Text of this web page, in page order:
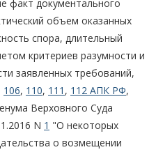
факт документального
объем оказанных
спора, длительный
критериев разумности и
заявленных требований,
106, 110, 111 , 112 АПК РФ,
Верховного Суда
N 1 "О некоторых
о возмещении